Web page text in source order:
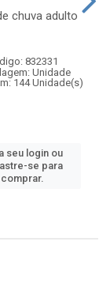
chuva adulto
832331
Unidade
144 Unidade(s)
seu login ou
se para
comprar.